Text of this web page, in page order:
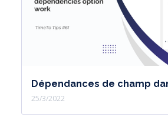
Dépendances de champ
25/3/2022